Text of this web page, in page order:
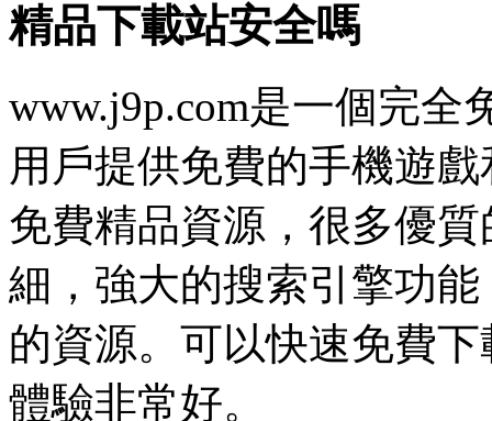
精品下載站安全嗎
www.j9p.com是一個完全
用戶提供免費的手機遊
免費精品資源，很多優
細，強大的搜索引擎功
的資源。可以快速免費
體驗非常好。